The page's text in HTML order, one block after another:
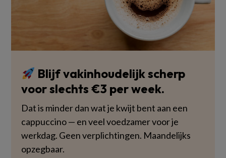
Blijf vakinhoudelijk scherp
voor slechts €3 per week.
Dat is minder dan wat je kwijt bent aan een
cappuccino — en veel voedzamer voor je
werkdag. Geen verplichtingen. Maandelijks
opzegbaar.